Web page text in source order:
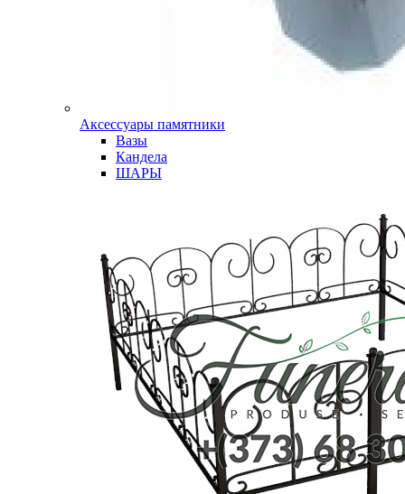
Аксессуары памятники
Вазы
Кандела
ШАРЫ